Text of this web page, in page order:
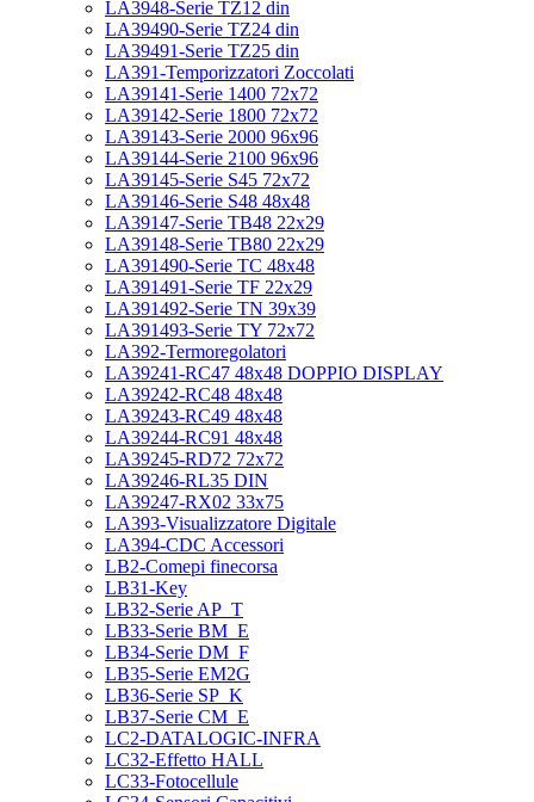
LA3948-Serie TZ12 din
LA39490-Serie TZ24 din
LA39491-Serie TZ25 din
LA391-Temporizzatori Zoccolati
LA39141-Serie 1400 72x72
LA39142-Serie 1800 72x72
LA39143-Serie 2000 96x96
LA39144-Serie 2100 96x96
LA39145-Serie S45 72x72
LA39146-Serie S48 48x48
LA39147-Serie TB48 22x29
LA39148-Serie TB80 22x29
LA391490-Serie TC 48x48
LA391491-Serie TF 22x29
LA391492-Serie TN 39x39
LA391493-Serie TY 72x72
LA392-Termoregolatori
LA39241-RC47 48x48 DOPPIO DISPLAY
LA39242-RC48 48x48
LA39243-RC49 48x48
LA39244-RC91 48x48
LA39245-RD72 72x72
LA39246-RL35 DIN
LA39247-RX02 33x75
LA393-Visualizzatore Digitale
LA394-CDC Accessori
LB2-Comepi finecorsa
LB31-Key
LB32-Serie AP_T
LB33-Serie BM_E
LB34-Serie DM_F
LB35-Serie EM2G
LB36-Serie SP_K
LB37-Serie CM_E
LC2-DATALOGIC-INFRA
LC32-Effetto HALL
LC33-Fotocellule